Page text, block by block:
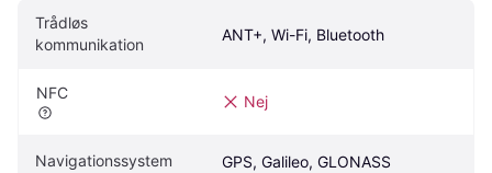
Trådløs
kommunikation
ANT+, Wi-Fi, Bluetooth
NFC Nej
Navigationssystem GPS, Galileo, GLONASS